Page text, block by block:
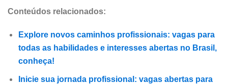
Conteúdos relacionados:
Explore novos caminhos profissionais: vagas para
todas as habilidades e interesses abertas no Brasil,
conheça!
Inicie sua jornada profissional: vagas abertas para